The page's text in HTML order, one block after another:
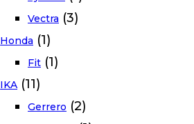
Vectra (3)
Honda (1)
Fit (1)
IKA (11)
Gerrero (2)